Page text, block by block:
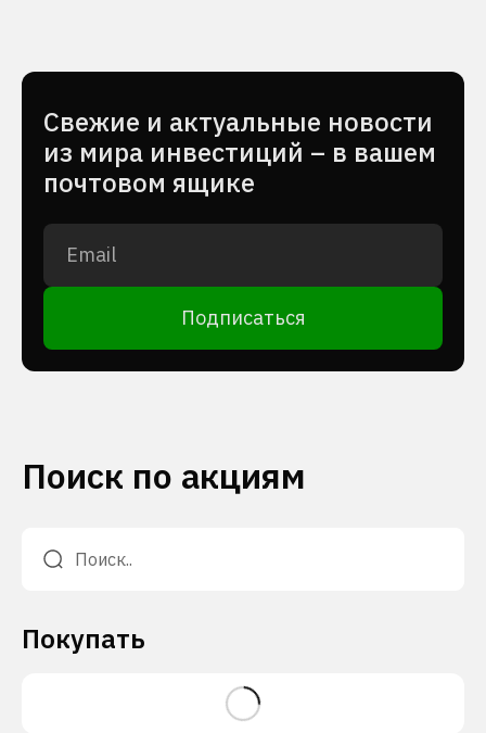
Cвежие и актуальные новости
из мира инвестиций – в вашем
почтовом ящике
Подписаться
Поиск по акциям
Покупать